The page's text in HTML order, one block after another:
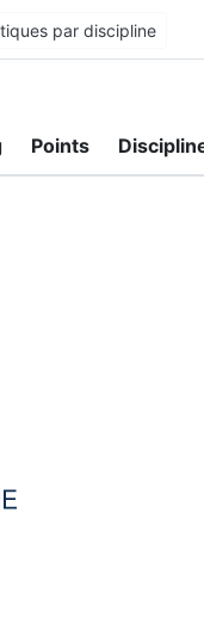
par discipline
Points